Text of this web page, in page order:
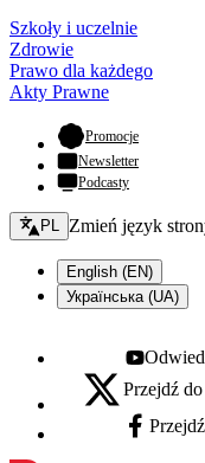
Szkoły i uczelnie
Zdrowie
Prawo dla każdego
Akty Prawne
Promocje- otwiera
Newsletter
Podcasty
Zmień język - bieżący:
PL Zmień język
English (EN)
Українська (UA)
Youtube -
X - otwiera się w
Przejdź
Facebook -